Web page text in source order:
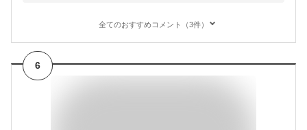
全てのおすすめコメント（3件）
6